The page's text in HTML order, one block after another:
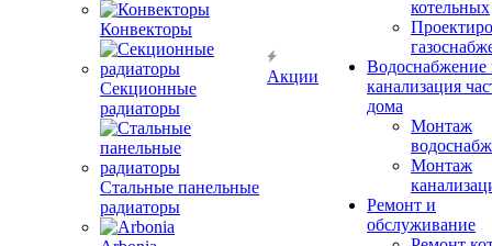
Конвекторы
Секционные
радиаторы
Стальные панельные
радиаторы
Акции
котельных
Водоснабжение
канализация
дома
Монтаж
Монтаж
Ремонт и
обслуживание